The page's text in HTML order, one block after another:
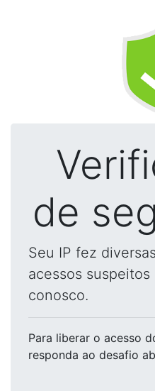
de
Seu IP fez
acessos
conosco.
Para liberar o acesso
responda ao desafio